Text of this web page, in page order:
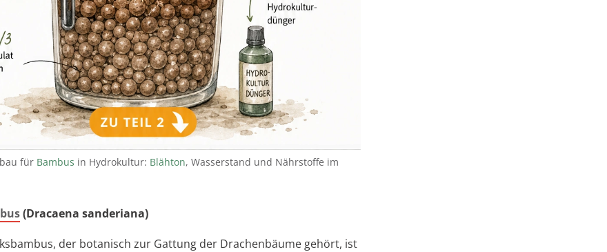
für Bambus in Hydrokultur: Blähton, Wasserstand und Nährstoffe im
(Dracaena sanderiana)
der botanisch zur Gattung der Drachenbäume gehört, ist